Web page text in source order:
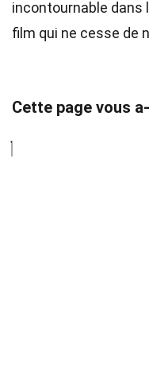
incontournable dans
film qui ne cesse de
Cette page vous